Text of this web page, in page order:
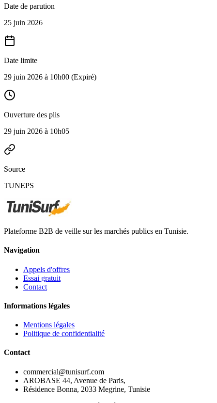
Date de parution
25 juin 2026
Date limite
29 juin 2026 à 10h00 (Expiré)
Ouverture des plis
29 juin 2026 à 10h05
Source
TUNEPS
Plateforme B2B de veille sur les marchés publics en Tunisie.
Navigation
Appels d'offres
Essai gratuit
Contact
Informations légales
Mentions légales
Politique de confidentialité
Contact
commercial@tunisurf.com
AROBASE 44, Avenue de Paris,
Résidence Bonna, 2033 Megrine, Tunisie